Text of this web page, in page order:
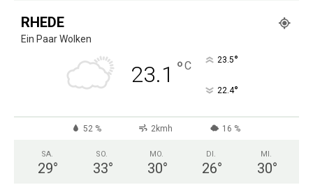
RHEDE
Ein Paar Wolken
23.1 °C 23.5°
22.4°
52 % 2kmh 16 %
SA.
29°
SO.
33°
MO.
30°
DI.
26°
MI.
30°